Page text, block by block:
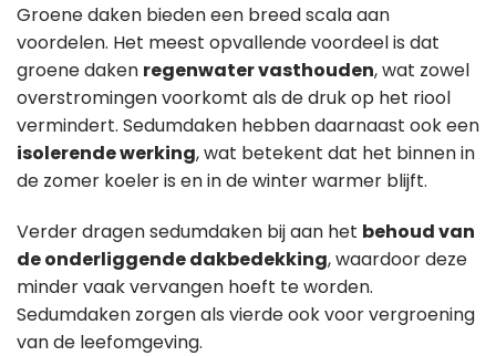
Groene daken bieden een breed scala aan
voordelen. Het meest opvallende voordeel is dat
groene daken regenwater vasthouden, wat zowel
overstromingen voorkomt als de druk op het riool
vermindert. Sedumdaken hebben daarnaast ook een
isolerende werking, wat betekent dat het binnen in
de zomer koeler is en in de winter warmer blijft.
Verder dragen sedumdaken bij aan het behoud van
de onderliggende dakbedekking, waardoor deze
minder vaak vervangen hoeft te worden.
Sedumdaken zorgen als vierde ook voor vergroening
van de leefomgeving.